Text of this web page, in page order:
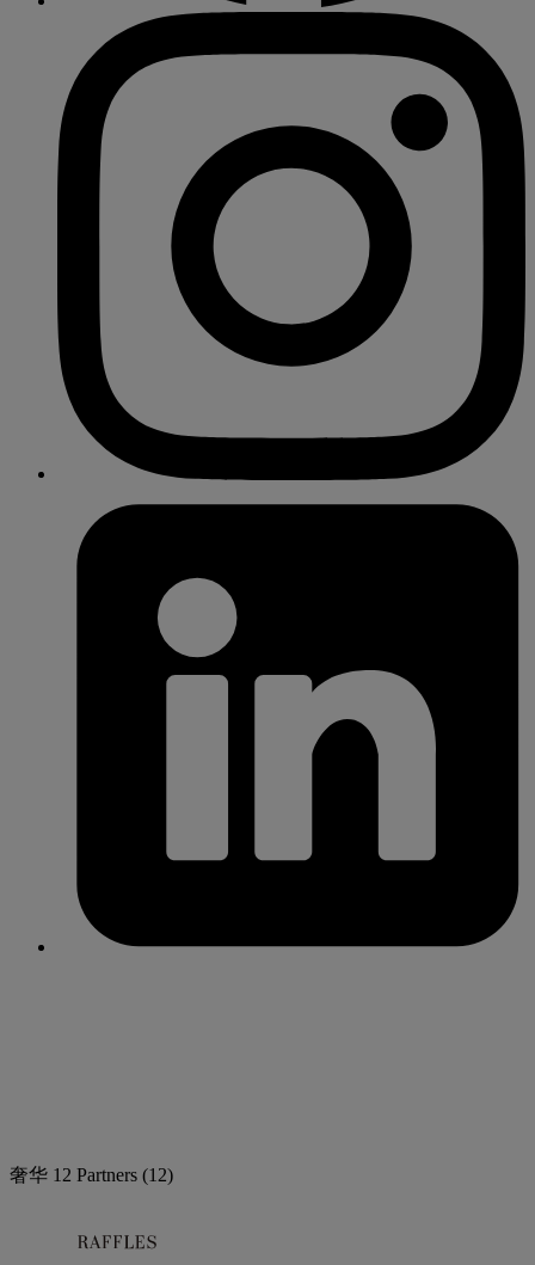
奢华 12 Partners (12)